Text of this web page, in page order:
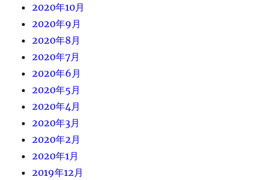
2020年10月
2020年9月
2020年8月
2020年7月
2020年6月
2020年5月
2020年4月
2020年3月
2020年2月
2020年1月
2019年12月